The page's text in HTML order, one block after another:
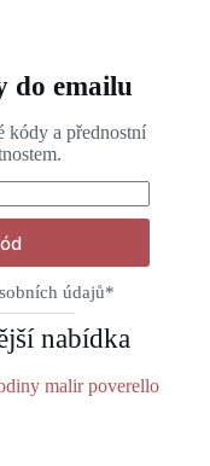
do emailu
kódy a přednostní
údajů*
nabídka